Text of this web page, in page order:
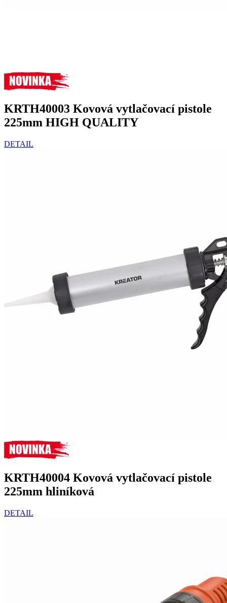
KRTH40003 Kovová vytlačovací pistole
225mm HIGH QUALITY
DETAIL
KRTH40004 Kovová vytlačovací pistole
225mm hliníková
DETAIL